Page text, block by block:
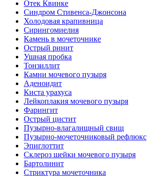
Отек Квинке
Синдром Стивенса-Джонсона
Холодовая крапивница
Сирингомиелия
Камень в мочеточнике
Острый ринит
Ушная пробка
Тонзиллит
Камни мочевого пузыря
Аденоидит
Киста урахуса
Лейкоплакия мочевого пузыря
Фарингит
Острый цистит
Пузырно-влагалищный свищ
Пузырно-мочеточниковый рефлюкс
Эпиглоттит
Склероз шейки мочевого пузыря
Бартолинит
Стриктура мочеточника